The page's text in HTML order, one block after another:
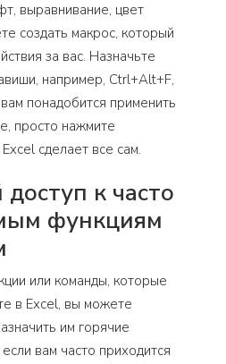
выравнивание, цвет
создать макрос, который
за вас. Назначьте
например, Ctrl+Alt+F,
понадобится применить
просто нажмите
сделает все сам.
к часто
функциям
или команды, которые
в Excel, вы можете
им горячие
вам часто приходится